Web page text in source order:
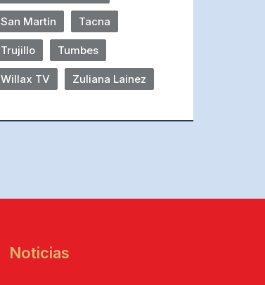
San Martín Tacna
Trujillo Tumbes
Willax TV Zuliana Lainez
Noticias